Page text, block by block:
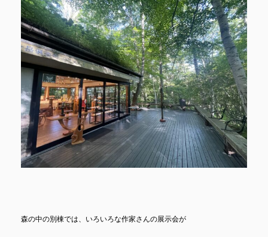
森の中の別棟では、いろいろな作家さんの展示会が